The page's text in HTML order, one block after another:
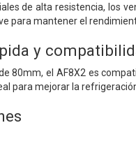
de alta resistencia, los
para mantener el
y
80mm, el AF8X2 es
para mejorar la